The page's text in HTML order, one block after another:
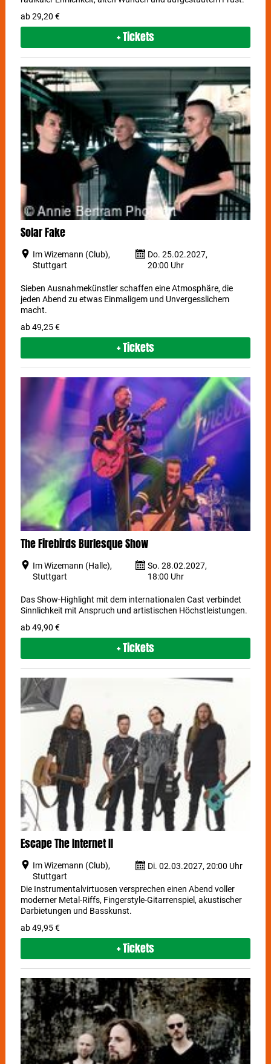
ab 29,20 €
+ Tickets
Solar Fake
Im Wizemann (Club),
Stuttgart
Do. 25.02.2027,
20:00 Uhr
Sieben Ausnahmekünstler schaffen eine Atmosphäre, die
jeden Abend zu etwas Einmaligem und Unvergesslichem
macht.
ab 49,25 €
+ Tickets
The Firebirds Burlesque Show
Im Wizemann (Halle),
Stuttgart
So. 28.02.2027,
18:00 Uhr
Das Show-Highlight mit dem internationalen Cast verbindet
Sinnlichkeit mit Anspruch und artistischen Höchstleistungen.
ab 49,90 €
+ Tickets
Escape The Internet II
Im Wizemann (Club),
Stuttgart
Di. 02.03.2027, 20:00 Uhr
Die Instrumentalvirtuosen versprechen einen Abend voller
moderner Metal-Riffs, Fingerstyle-Gitarrenspiel, akustischer
Darbietungen und Basskunst.
ab 49,95 €
+ Tickets